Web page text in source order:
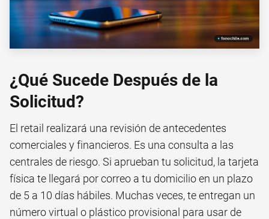
¿Qué Sucede Después de la
Solicitud?
El retail realizará una revisión de antecedentes
comerciales y financieros. Es una consulta a las
centrales de riesgo. Si aprueban tu solicitud, la tarjeta
física te llegará por correo a tu domicilio en un plazo
de 5 a 10 días hábiles. Muchas veces, te entregan un
número virtual o plástico provisional para usar de